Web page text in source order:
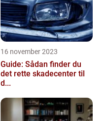
16 november 2023
Guide: Sådan finder du
det rette skadecenter til
d...